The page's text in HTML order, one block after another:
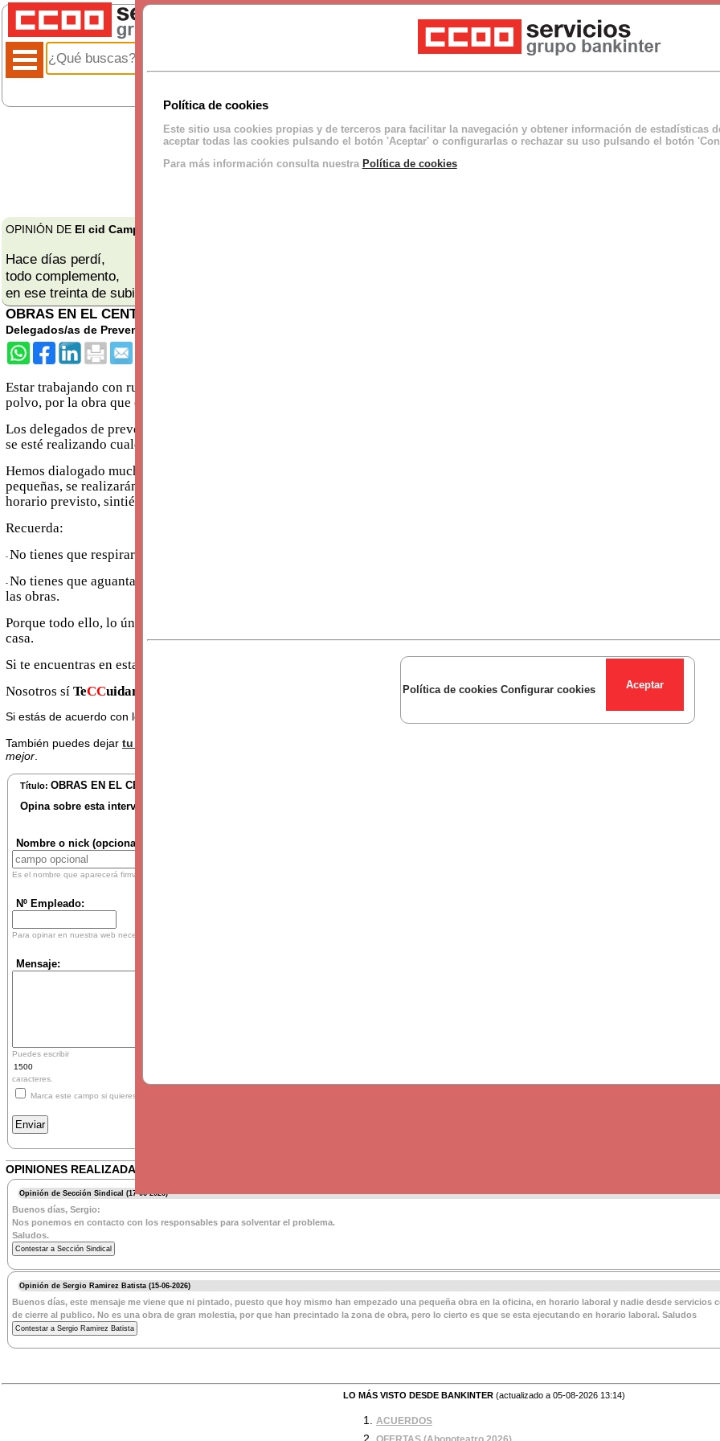
Política de cookies
Este sitio usa cookies propias y de terceros para facilitar la navegación y obtener información de estadísticas
aceptar todas las cookies pulsando el botón 'Aceptar' o configurarlas o rechazar su uso pulsando el botón
Para más información consulta nuestra Política de cookies
Política de cookies Configurar cookies
OPINIÓN DE El cid Campeador
Hace días perdí,
todo complemento,
en ese treinta de subida...
OBRAS EN EL CENTRO DE TRABAJO
Delegados/as de Prevención
Estar trabajando con ruido intenso a tu alrededor, con un olor penetrante a pintura o respirando
polvo, por la obra que están realizando a dos metros de ti, no es algo que debas soportar.
Los delegados de prevención te recordamos que no tienes que estar en el centro de trabajo mientras
se esté realizando cualquier tipo de obra, aunque sea menor.
Hemos dialogado mucho para llegar a este consenso con la empresa. Las obras, aunque sean
pequeñas, se realizarán fuera del horario del centro de trabajo y si los trabajadores llegan antes del
horario previsto, sintiéndolo mucho, tendrán que esperar hasta la hora acordada.
Recuerda:
No tienes que respirar polvo, ni pinturas, ni malos olores.
No tienes que aguantar intensos y molestos ruidos de taladros ni otras máquinas que se utilizan en
las obras.
Porque todo ello, lo único que te va a provocar son dolores de cabeza que tendrás cuando estés en
casa.
Si te encuentras en esta situación, avísanos, estamos aquí para cuidar de tu salud.
Nosotros sí TeCCuidam
Si estás de acuerdo con lo que has leído,
También puedes dejar tu opinión
mejor
Título: OBRAS EN EL CENTRO DE TRABAJO
Opina sobre esta intervención:
Nombre o nick (opcional):
Es el nombre que aparecerá firmando tu mensaje
Nº Empleado:
Para opinar en nuestra web necesitamos saber que eres tú, solo utilizamos el usuario para darte acceso, no aparecerá en ningún otro sitio.
Mensaje:
Puedes escribir
caracteres.
Marca este campo si quieres que te avisemos cuando alguien conteste a tu intervención
OPINIONES REALIZADAS (2)
Opinión de Sección Sindical (17-06-2026)
Buenos días, Sergio:
Nos ponemos en contacto con los responsables para solventar el problema.
Saludos.
Opinión de Sergio Ramirez Batista (15-06-2026)
Buenos días, este mensaje me viene que ni pintado, puesto que hoy mismo han empezado una pequeña obra en la oficina, en horario laboral y nadie desde
de cierre al publico. No es una obra de gran molestia, por que han precintado la zona de obra, pero lo cierto es que se esta ejecutando en horario laboral. Saludos
LO MÁS VISTO DESDE BANKINTER(actualizado a 05-08-2026 13:14)
ACUERDOS